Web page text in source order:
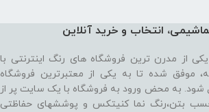
انتخاب و خرید آنلاین
از مدرن ترین فروشگاه های رنگ اینترنتی با
موفق شده تا به یکی از معتبرترین فروشگاه
شود. به محض ورود به فروشگاه با یک سایت پر از
بتن،‌رنگ نما کنیتکس و پوششهای حفاظتی